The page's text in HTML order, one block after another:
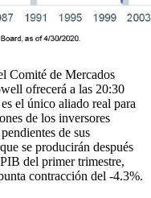
Comité de Mercados
ofrecerá a las 20:30
el único aliado real para
de los inversores
de sus
se producirán después
del primer trimestre,
contracción del -4.3%.